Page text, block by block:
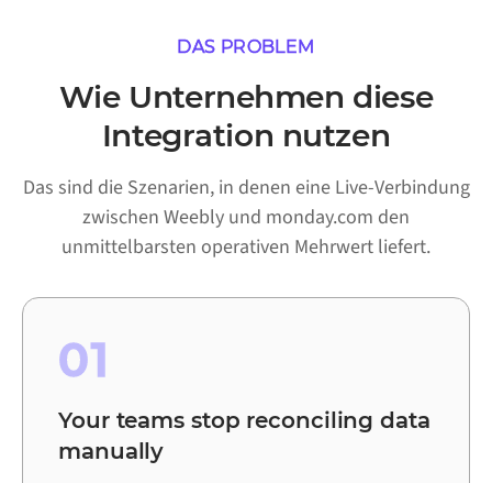
DAS PROBLEM
Wie Unternehmen diese
Integration nutzen
Das sind die Szenarien, in denen eine Live-Verbindung
zwischen Weebly und monday.com den
unmittelbarsten operativen Mehrwert liefert.
01
Your teams stop reconciling data
manually